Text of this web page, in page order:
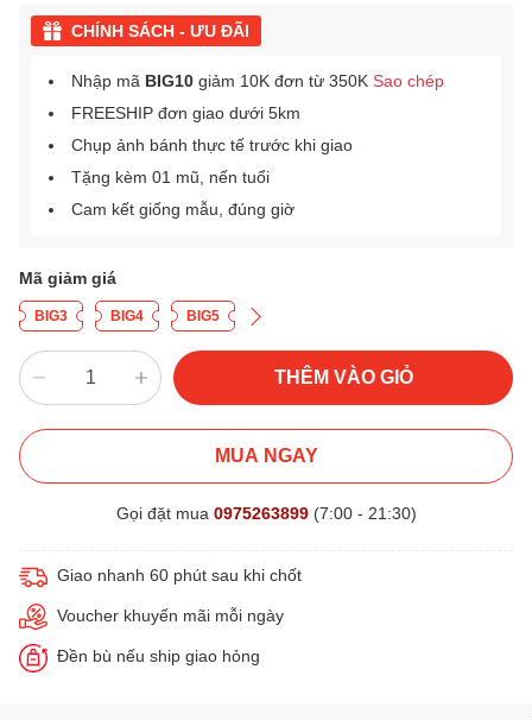
CHÍNH SÁCH - ƯU ĐÃI
Nhập mã BIG10 giảm 10K đơn từ 350K Sao chép
FREESHIP đơn giao dưới 5km
Chụp ảnh bánh thực tế trước khi giao
Tặng kèm 01 mũ, nến tuổi
Cam kết giống mẫu, đúng giờ
Mã giảm giá
BIG3 BIG4 BIG5
THÊM VÀO GIỎ
MUA NGAY
Gọi đặt mua 0975263899(7:00 - 21:30)
Giao nhanh 60 phút sau khi chốt
Voucher khuyến mãi mỗi ngày
Đền bù nếu ship giao hỏng